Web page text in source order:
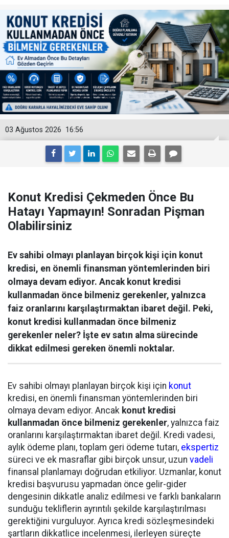
16:56
03 Ağustos 2026
Konut Kredisi Çekmeden Önce Bu
Hatayı Yapmayın! Sonradan Pişman
Olabilirsiniz
Ev sahibi olmayı planlayan birçok kişi için konut
kredisi, en önemli finansman yöntemlerinden biri
olmaya devam ediyor. Ancak konut kredisi
kullanmadan önce bilmeniz gerekenler, yalnızca
faiz oranlarını karşılaştırmaktan ibaret değil. Peki,
konut kredisi kullanmadan önce bilmeniz
gerekenler neler? İşte ev satın alma sürecinde
dikkat edilmesi gereken önemli noktalar.
Ev sahibi olmayı planlayan birçok kişi için konut
kredisi, en önemli finansman yöntemlerinden biri
olmaya devam ediyor. Ancak konut kredisi
kullanmadan önce bilmeniz gerekenler, yalnızca faiz
oranlarını karşılaştırmaktan ibaret değil. Kredi vadesi,
aylık ödeme planı, toplam geri ödeme tutarı, ekspertiz
süreci ve ek masraflar gibi birçok unsur, uzun vadeli
finansal planlamayı doğrudan etkiliyor. Uzmanlar, konut
kredisi başvurusu yapmadan önce gelir-gider
dengesinin dikkatle analiz edilmesi ve farklı bankaların
sunduğu tekliflerin ayrıntılı şekilde karşılaştırılması
gerektiğini vurguluyor. Ayrıca kredi sözleşmesindeki
şartların dikkatlice incelenmesi, ilerleyen süreçte